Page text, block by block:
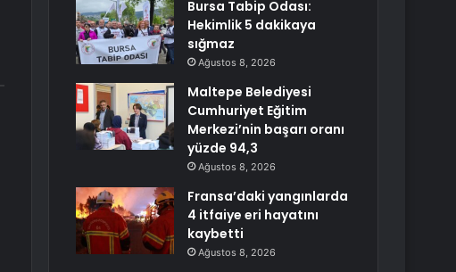
Bursa Tabip Odası:
Hekimlik 5 dakikaya
sığmaz
Ağustos 8, 2026
Maltepe Belediyesi
Cumhuriyet Eğitim
Merkezi’nin başarı oranı
yüzde 94,3
Ağustos 8, 2026
Fransa’daki yangınlarda
4 itfaiye eri hayatını
kaybetti
Ağustos 8, 2026